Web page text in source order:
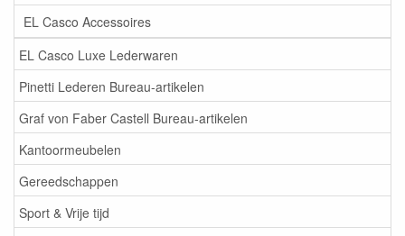
EL Casco Accessoires
EL Casco Luxe Lederwaren
Pinetti Lederen Bureau-artikelen
Graf von Faber Castell Bureau-artikelen
Kantoormeubelen
Gereedschappen
Sport & Vrije tijd